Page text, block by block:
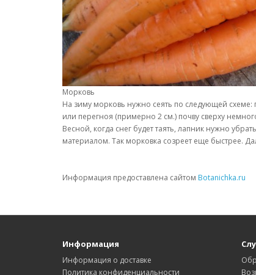
Морковь
На зиму морковь нужно сеять по следующей схеме:
или перегноя (примерно 2 см.) почву сверху
Весной, когда снег будет таять, лапник нужно
материалом. Так морковка созреет еще быстрее.
Информация предоставлена сайтом Botanichka.ru
Информация
Информация о доставке
Политика конфиденциальности